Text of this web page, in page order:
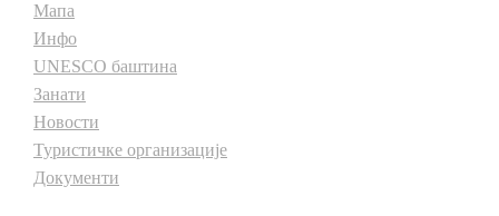
Мапа
Инфо
UNESCO баштина
Занати
Новости
Туристичке организације
Документи